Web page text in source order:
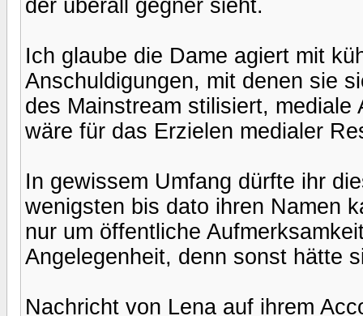
der überall gegner sieht.
Ich glaube die Dame agiert mit
Anschuldigungen, mit denen sie
des Mainstream stilisiert,
wäre für das Erzielen medialer
In gewissem Umfang dürfte ihr
wenigsten bis dato ihren Namen
nur um öffentliche
Angelegenheit, denn sonst hätte
Nachricht von Lena auf ihrem